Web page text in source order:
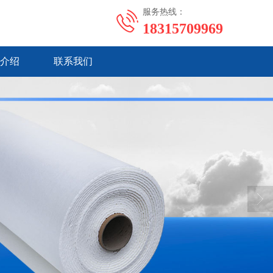
服务热线：
18315709969
绍 联系我们